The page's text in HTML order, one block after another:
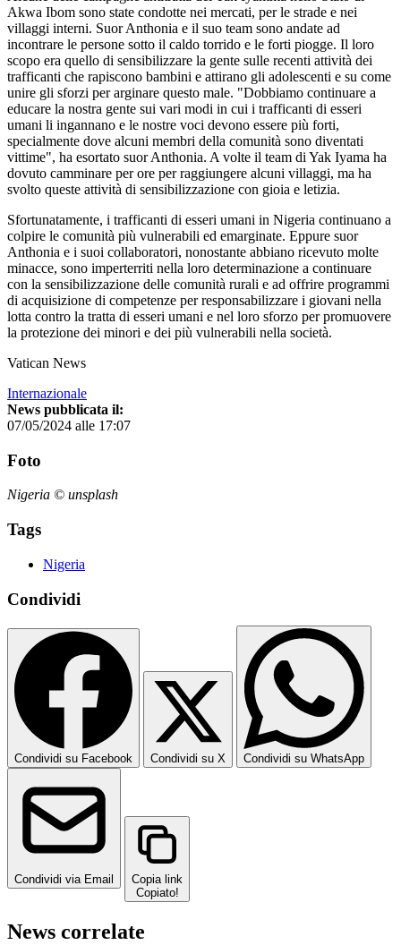
Akwa Ibom sono state condotte nei mercati, per le strade e nei
villaggi interni. Suor Anthonia e il suo team sono andate ad
incontrare le persone sotto il caldo torrido e le forti piogge. Il loro
scopo era quello di sensibilizzare la gente sulle recenti attività dei
trafficanti che rapiscono bambini e attirano gli adolescenti e su come
unire gli sforzi per arginare questo male. "Dobbiamo continuare a
educare la nostra gente sui vari modi in cui i trafficanti di esseri
umani li ingannano e le nostre voci devono essere più forti,
specialmente dove alcuni membri della comunità sono diventati
vittime", ha esortato suor Anthonia. A volte il team di Yak Iyama ha
dovuto camminare per ore per raggiungere alcuni villaggi, ma ha
svolto queste attività di sensibilizzazione con gioia e letizia.
Sfortunatamente, i trafficanti di esseri umani in Nigeria continuano a
colpire le comunità più vulnerabili ed emarginate. Eppure suor
Anthonia e i suoi collaboratori, nonostante abbiano ricevuto molte
minacce, sono imperterriti nella loro determinazione a continuare
con la sensibilizzazione delle comunità rurali e ad offrire programmi
di acquisizione di competenze per responsabilizzare i giovani nella
lotta contro la tratta di esseri umani e nel loro sforzo per promuovere
la protezione dei minori e dei più vulnerabili nella società.
Vatican News
Internazionale
News pubblicata il:
07/05/2024 alle 17:07
Foto
Nigeria © unsplash
Tags
Nigeria
Condividi
Condividi su Facebook Condividi su X Condividi su WhatsApp
Condividi via Email
Copia link
Copiato!
News correlate